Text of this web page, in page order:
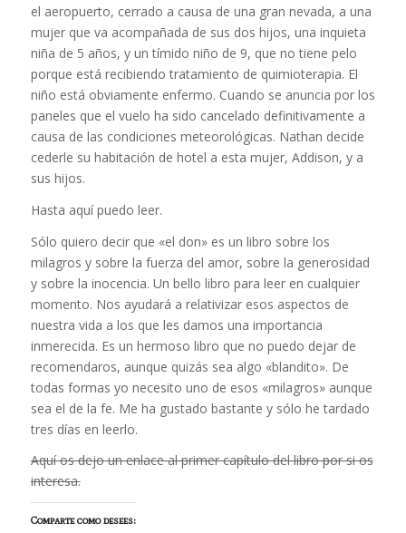
el aeropuerto, cerrado a causa de una gran nevada, a una
mujer que va acompañada de sus dos hijos, una inquieta
niña de 5 años, y un tímido niño de 9, que no tiene pelo
porque está recibiendo tratamiento de quimioterapia. El
niño está obviamente enfermo. Cuando se anuncia por los
paneles que el vuelo ha sido cancelado definitivamente a
causa de las condiciones meteorológicas. Nathan decide
cederle su habitación de hotel a esta mujer, Addison, y a
sus hijos.
Hasta aquí puedo leer.
Sólo quiero decir que «el don» es un libro sobre los
milagros y sobre la fuerza del amor, sobre la generosidad
y sobre la inocencia. Un bello libro para leer en cualquier
momento. Nos ayudará a relativizar esos aspectos de
nuestra vida a los que les damos una importancia
inmerecida. Es un hermoso libro que no puedo dejar de
recomendaros, aunque quizás sea algo «blandito». De
todas formas yo necesito uno de esos «milagros» aunque
sea el de la fe. Me ha gustado bastante y sólo he tardado
tres días en leerlo.
Aquí os dejo un enlace al primer capítulo del libro por si os
interesa.
Comparte como desees: